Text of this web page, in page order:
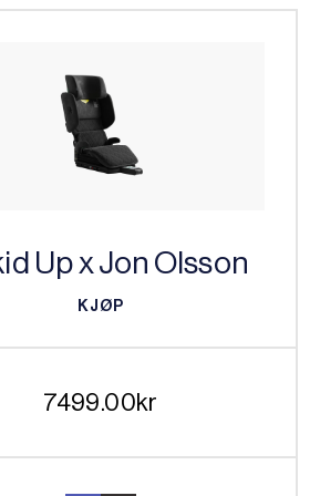
Up x Jon Olsson
KJØP
7499.00kr